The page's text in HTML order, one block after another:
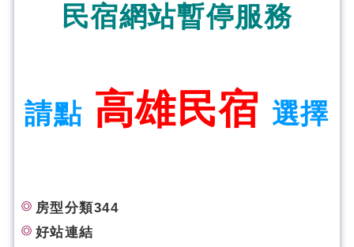
民宿網站暫停服務
請點 高雄民宿 選擇
房型分類344
好站連結